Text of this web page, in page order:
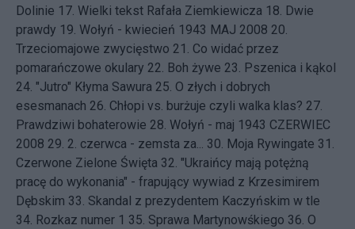
Dolinie 17. Wielki tekst Rafała Ziemkiewicza 18. Dwie
prawdy 19. Wołyń - kwiecień 1943 MAJ 2008 20.
Trzeciomajowe zwycięstwo 21. Co widać przez
pomarańczowe okulary 22. Boh żywe 23. Pszenica i kąkol
24. "Jutro" Kłyma Sawura 25. O złych i dobrych
esesmanach 26. Chłopi vs. burżuje czyli walka klas? 27.
Prawdziwi bohaterowie 28. Wołyń - maj 1943 CZERWIEC
2008 29. 2. czerwca - zemsta za... 30. Moja Rywingate 31.
Czerwone Zielone Święta 32. "Ukraińcy mają potężną
pracę do wykonania" - frapujący wywiad z Krzesimirem
Dębskim 33. Skandal z prezydentem Kaczyńskim w tle
34. Rozkaz numer 1 35. Sprawa Martynowśkiego 36. O